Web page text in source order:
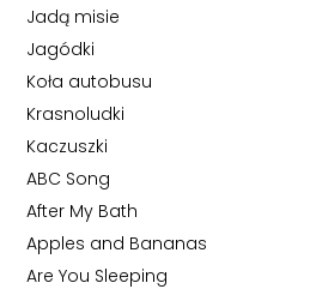
Jadą misie
Jagódki
Koła autobusu
Krasnoludki
Kaczuszki
ABC Song
After My Bath
Apples and Bananas
Are You Sleeping